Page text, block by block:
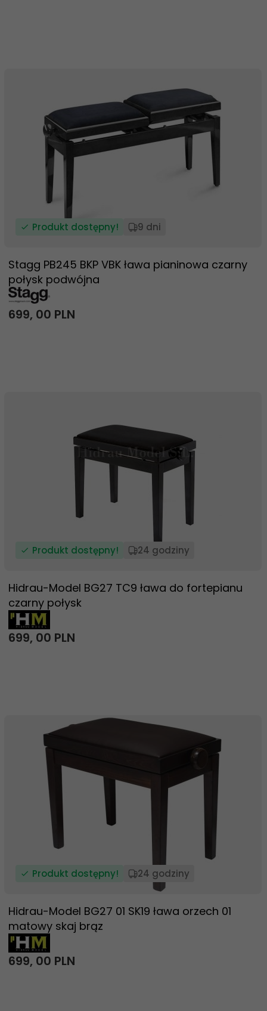
Produkt dostępny! 9 dni
Stagg PB245 BKP VBK ława pianinowa czarny
połysk podwójna
699, 00 PLN
Produkt dostępny! 24 godziny
Hidrau-Model BG27 TC9 ława do fortepianu
czarny połysk
699, 00 PLN
Produkt dostępny! 24 godziny
Hidrau-Model BG27 01 SK19 ława orzech 01
matowy skaj brąz
699, 00 PLN